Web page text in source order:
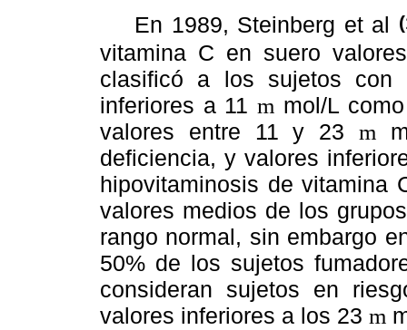
En 1989, Steinberg et al
vitamina C en suero
clasificó a los sujetos con
inferiores a 11m mol/L
valores entre 11 y 23m
deficiencia, y valores
hipovitaminosis de vitamina
valores medios de los
rango normal, sin embargo
50% de los sujetos
consideran sujetos en
valores inferiores a los 23 m